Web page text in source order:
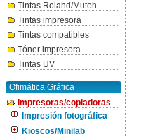
Tintas Roland/Mutoh
Tintas impresora
Tintas compatibles
Tóner impresora
Tintas UV
Ofimática Gráfica
Impresoras/copiadoras
Impresión fotográfica
Kioscos/Minilab